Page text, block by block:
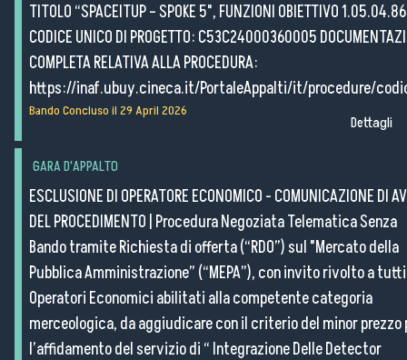
TITOLO “SPACEITUP – SPOKE 5", FUNZIONI OBIETTIVO
CODICE UNICO DI PROGETTO: C53C24000360005
COMPLETA RELATIVA ALLA PROCEDURA:
https://inaf.ubuy.cineca.it/PortaleAppalti/it/procedure/
Bando Concluso il 29 April 2026
Dettagli
GARA D'APPALTO
ESCLUSIONE DI OPERATORE ECONOMICO - COMUNICAZIONE DI
DEL PROCEDIMENTO Procedura Negoziata Telematica Senza
Bando tramite Richiesta di offerta (“RDO”) sul "Mercato della
Pubblica Amministrazione” (“MEPA”), con invito rivolto a
Operatori Economici abilitati alla competente categoria
merceologica, da aggiudicare con il criterio del minor prezzo
l’affidamento del servizio di “ Integrazione Delle Detector